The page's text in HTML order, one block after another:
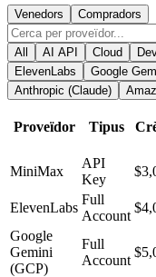
Venedors Compradors
All AI API Cloud
ElevenLabs
Google
Anthropic (Claude)
Proveïdor Tipus
MiniMax
API
Key
ElevenLabs
Full
Account
Google
Gemini
(GCP)
Full
Account